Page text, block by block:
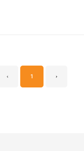
‹ 1 ›